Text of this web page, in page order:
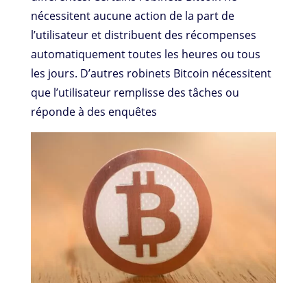
nécessitent aucune action de la part de
l’utilisateur et distribuent des récompenses
automatiquement toutes les heures ou tous
les jours. D’autres robinets Bitcoin nécessitent
que l’utilisateur remplisse des tâches ou
réponde à des enquêtes